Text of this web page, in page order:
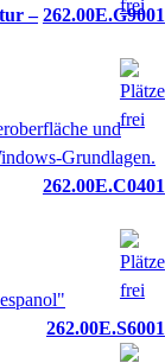
– 262.00E.G9001
262.00E.C0401
262.00E.S6001